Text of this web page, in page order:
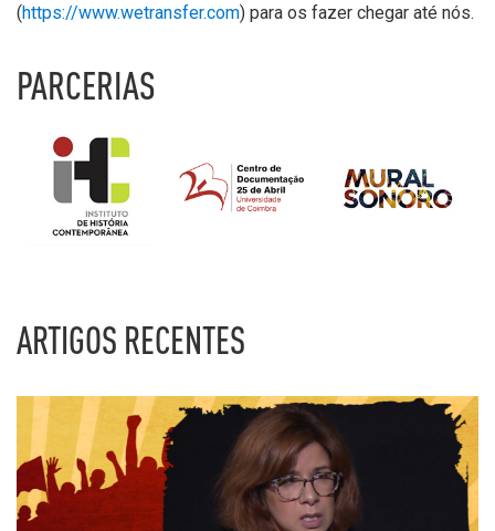
(https://www.wetransfer.com) para os fazer chegar até nós.
PARCERIAS
ARTIGOS RECENTES